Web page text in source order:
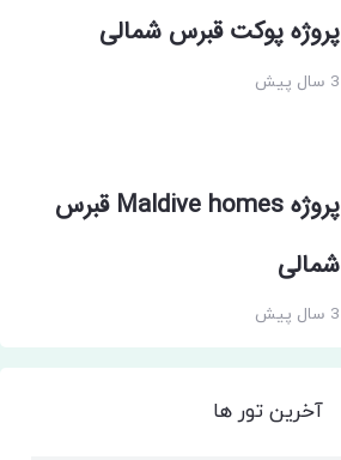
پروژه پوکت قبرس شمالی
3 سال پیش
پروژه Maldive homes قبرس
شمالی
3 سال پیش
آخرین تور ها